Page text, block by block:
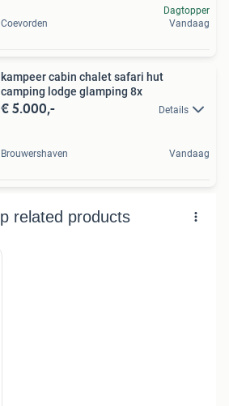
Coevorden
Dagtopper
Vandaag
kampeer cabin chalet safari hut
camping lodge glamping 8x
€ 5.000,- Details
Brouwershaven Vandaag